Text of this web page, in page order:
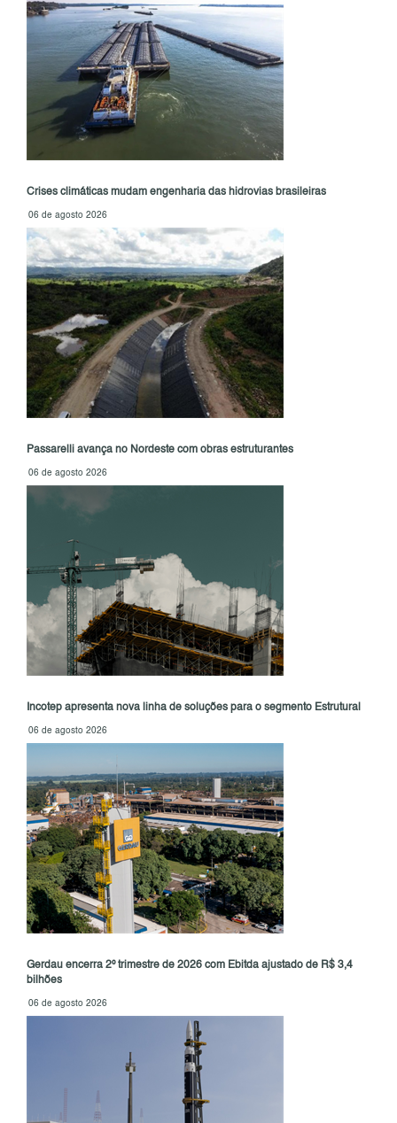
Crises climáticas mudam engenharia das hidrovias brasileiras
06 de agosto 2026
Passarelli avança no Nordeste com obras estruturantes
06 de agosto 2026
Incotep apresenta nova linha de soluções para o segmento Estrutural
06 de agosto 2026
Gerdau encerra 2º trimestre de 2026 com Ebitda ajustado de R$ 3,4
bilhões
06 de agosto 2026